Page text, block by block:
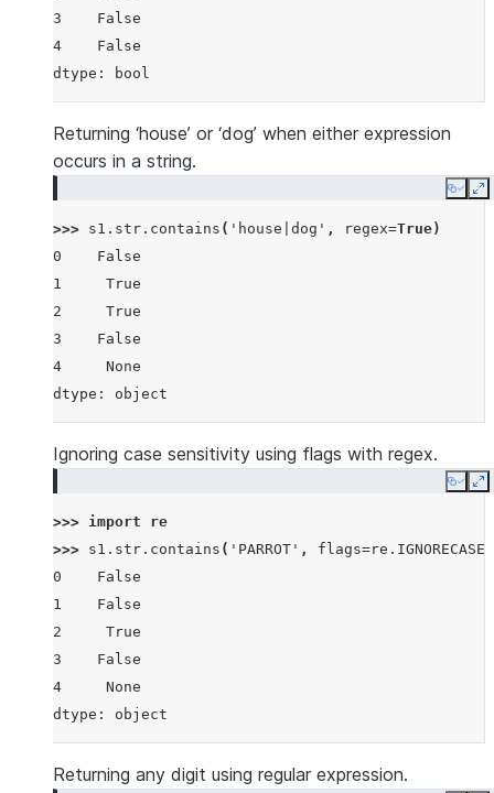
3    False
4    False
dtype: bool
Returning ‘house’ or ‘dog’ when either expression
occurs in a string.
Copy
>>> s1 . str . contains ( 'house|dog' , regex=True)
0    False
1     True
2     True
3    False
4     None
dtype: object
Ignoring case sensitivity using flags with regex.
Copy
>>> import
re
>>> s1 . str . contains ( 'PARROT' , flags=re . IGNORECASE
0    False
1    False
2     True
3    False
4     None
dtype: object
Returning any digit using regular expression.